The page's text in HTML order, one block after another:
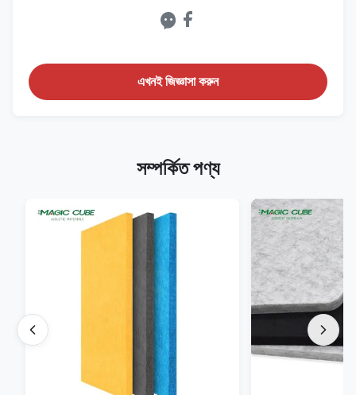
এখনই জিজ্ঞাসা করুন
সম্পর্কিত পণ্য